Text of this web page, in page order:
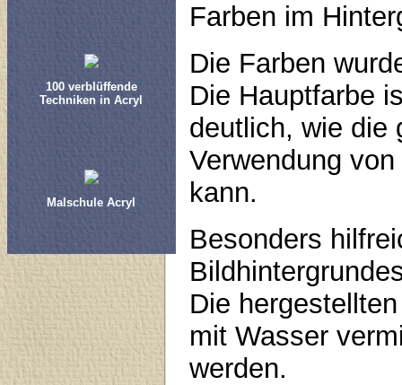
100 verblüffende
Techniken in Acryl
Malschule Acryl
Farben im
Die Farben
Die Hauptfarbe
deutlich, wie die
Verwendung
kann.
Besonders
Die
mit Wasser
werden.